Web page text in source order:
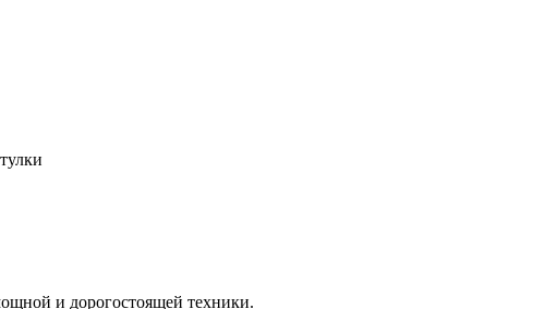
и дорогостоящей техники.